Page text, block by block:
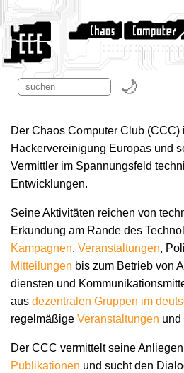
Der Chaos Computer Club (CCC)
Hackervereinigung Europas und
Vermittler im Spannungsfeld
Entwicklungen.
Seine Aktivitäten reichen von
Erkundung am Rande des
Kampagnen, Veranstaltungen,
Mitteilungen bis zum Betrieb von
diensten und
aus dezentralen Gruppen im
regelmäßige Veranstaltungen und
Der CCC vermittelt seine
Publikationen und sucht den